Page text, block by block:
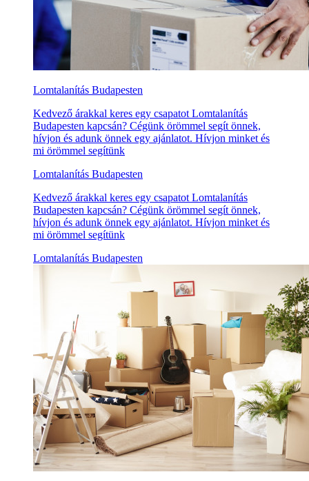
Lomtalanítás Budapesten
Kedvező árakkal keres egy csapatot Lomtalanítás
Budapesten kapcsán? Cégünk örömmel segít önnek,
hívjon és adunk önnek egy ajánlatot. Hívjon minket és
mi örömmel segítünk
Lomtalanítás Budapesten
Kedvező árakkal keres egy csapatot Lomtalanítás
Budapesten kapcsán? Cégünk örömmel segít önnek,
hívjon és adunk önnek egy ajánlatot. Hívjon minket és
mi örömmel segítünk
Lomtalanítás Budapesten